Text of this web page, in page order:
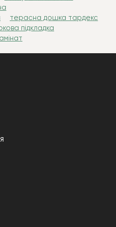
терасна дошка тардекс
підкладка